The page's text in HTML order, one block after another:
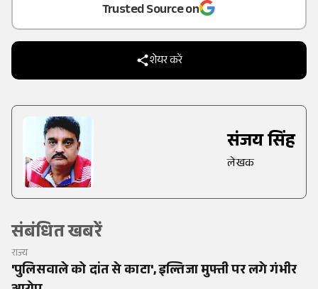
Trusted Source on
शेयर करें
संजय सिंह
लेखक
संबंधित खबरें
राज्य
'पुलिसवाले को दांत से काटा', इल्तिजा मुफ्ती पर लगे गंभीर